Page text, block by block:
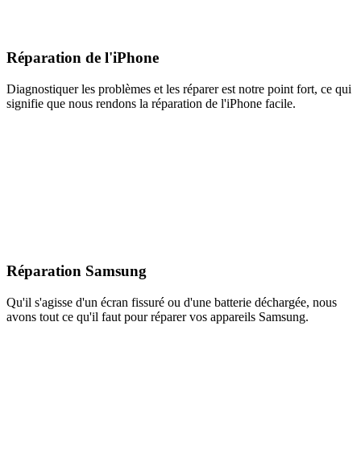
Réparation de l'iPhone
Diagnostiquer les problèmes et les réparer est notre point fort, ce qui
signifie que nous rendons la réparation de l'iPhone facile.
Réparation Samsung
Qu'il s'agisse d'un écran fissuré ou d'une batterie déchargée, nous
avons tout ce qu'il faut pour réparer vos appareils Samsung.